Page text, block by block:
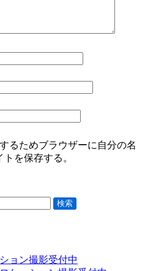
るためブラウザーに自分の名
を保存する。
ョン撮影受付中